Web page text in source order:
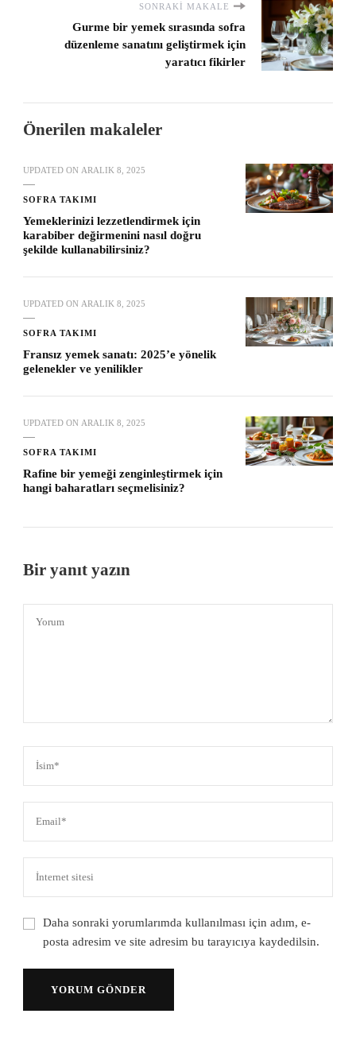
SONRAKI MAKALE
Gurme bir yemek sırasında sofra
düzenleme sanatını geliştirmek için
yaratıcı fikirler
Önerilen makaleler
UPDATED ON ARALIK 8, 2025
SOFRA TAKIMI
Yemeklerinizi lezzetlendirmek için
karabiber değirmenini nasıl doğru
şekilde kullanabilirsiniz?
UPDATED ON ARALIK 8, 2025
SOFRA TAKIMI
Fransız yemek sanatı: 2025’e yönelik
gelenekler ve yenilikler
UPDATED ON ARALIK 8, 2025
SOFRA TAKIMI
Rafine bir yemeği zenginleştirmek için
hangi baharatları seçmelisiniz?
Bir yanıt yazın
Daha sonraki yorumlarımda kullanılması için adım, e-
posta adresim ve site adresim bu tarayıcıya kaydedilsin.